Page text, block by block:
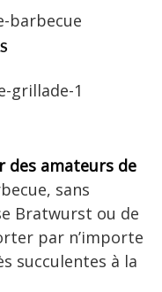
des amateurs de
sans
Bratwurst ou de
par n’importe
succulentes à la